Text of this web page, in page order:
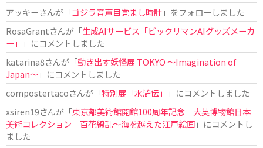
アッキーさんが「ゴジラ音声目覚まし時計」をフォローしました
RosaGrantさんが「生成AIサービス「ビックリマンAIグッズメーカ
ー」
」にコメントしました
katarina8さんが「動き出す妖怪展 TOKYO 〜Imagination of
Japan〜」にコメントしました
compostertacoさんが「特別展「水滸伝」
」にコメントしました
xsiren19さんが「東京都美術館開館100周年記念 大英博物館日本
美術コレクション 百花繚乱～海を越えた江戸絵画」にコメントし
ました